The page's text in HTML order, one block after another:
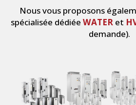
Nous vous proposons
spécialisée dédiée WATER et
demande).